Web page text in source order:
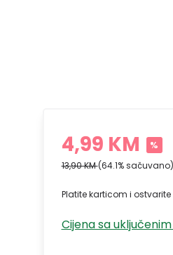
4,99 KM %
13,90 KM(64.1% sačuvano)
Platite karticom i
Cijena sa